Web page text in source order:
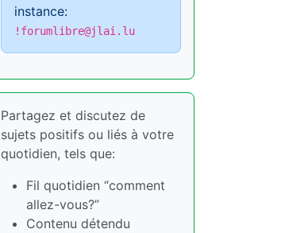
instance:
!forumlibre@jlai.lu
Partagez et discutez de
sujets positifs ou liés à votre
quotidien, tels que:
Fil quotidien “comment
allez-vous?”
Contenu détendu